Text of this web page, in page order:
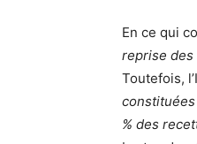
En ce qui
reprise des
Toutefois,
% des